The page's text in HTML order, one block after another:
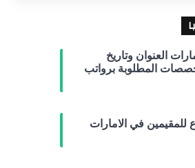
العنوان وتاريخ
المطلوبة برواتب
في الامارات